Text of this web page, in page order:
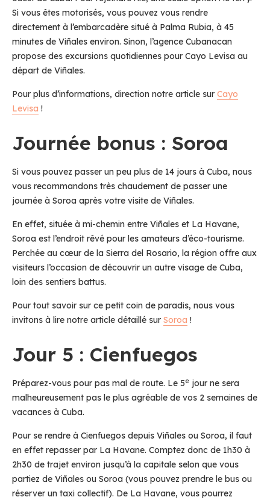
Si vous êtes motorisés, vous pouvez vous rendre
directement à l’embarcadère situé à Palma Rubia, à 45
minutes de Viñales environ. Sinon, l’agence Cubanacan
propose des excursions quotidiennes pour Cayo Levisa au
départ de Viñales.
Pour plus d’informations, direction notre article sur Cayo
Levisa !
Journée bonus : Soroa
Si vous pouvez passer un peu plus de 14 jours à Cuba, nous
vous recommandons très chaudement de passer une
journée à Soroa après votre visite de Viñales.
En effet, située à mi-chemin entre Viñales et La Havane,
Soroa est l’endroit rêvé pour les amateurs d’éco-tourisme.
Perchée au cœur de la Sierra del Rosario, la région offre aux
visiteurs l’occasion de découvrir un autre visage de Cuba,
loin des sentiers battus.
Pour tout savoir sur ce petit coin de paradis, nous vous
invitons à lire notre article détaillé sur Soroa !
Jour 5 : Cienfuegos
Préparez-vous pour pas mal de route. Le 5e jour ne sera
malheureusement pas le plus agréable de vos 2 semaines de
vacances à Cuba.
Pour se rendre à Cienfuegos depuis Viñales ou Soroa, il faut
en effet repasser par La Havane. Comptez donc de 1h30 à
2h30 de trajet environ jusqu’à la capitale selon que vous
partiez de Viñales ou Soroa (vous pouvez prendre le bus ou
réserver un taxi collectif). De La Havane, vous pourrez